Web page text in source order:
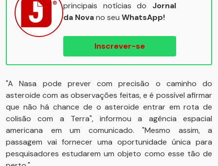
principais notícias do Jornal
da Novano seu WhatsApp!
Inscrever-se
"A Nasa pode prever com precisão o caminho do
asteroide com as observações feitas, e é possível afirmar
que não há chance de o asteroide entrar em rota de
colisão com a Terra", informou a agência espacial
americana em um comunicado. "Mesmo assim, a
passagem vai fornecer uma oportunidade única para
pesquisadores estudarem um objeto como esse tão de